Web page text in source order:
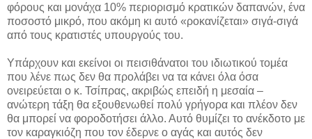
φόρους και μονάχα 10% περιορισμό κρατικών δαπανών, ένα
ποσοστό μικρό, που ακόμη κι αυτό «ροκανίζεται» σιγά-σιγά
από τους κρατιστές υπουργούς του.
Υπάρχουν και εκείνοι οι πεισιθάνατοι του ιδιωτικού τομέα
που λένε πως δεν θα προλάβει να τα κάνει όλα όσα
ονειρεύεται ο κ. Τσίπρας, ακριβώς επειδή η μεσαία –
ανώτερη τάξη θα εξουθενωθεί πολύ γρήγορα και πλέον δεν
θα μπορεί να φοροδοτήσει άλλο. Αυτό θυμίζει το ανέκδοτο με
τον καραγκιόζη που τον έδερνε ο αγάς και αυτός δεν